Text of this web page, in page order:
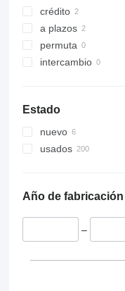
crédito
a plazos
permuta
intercambio
Estado
nuevo
usados
Año de fabricación
–